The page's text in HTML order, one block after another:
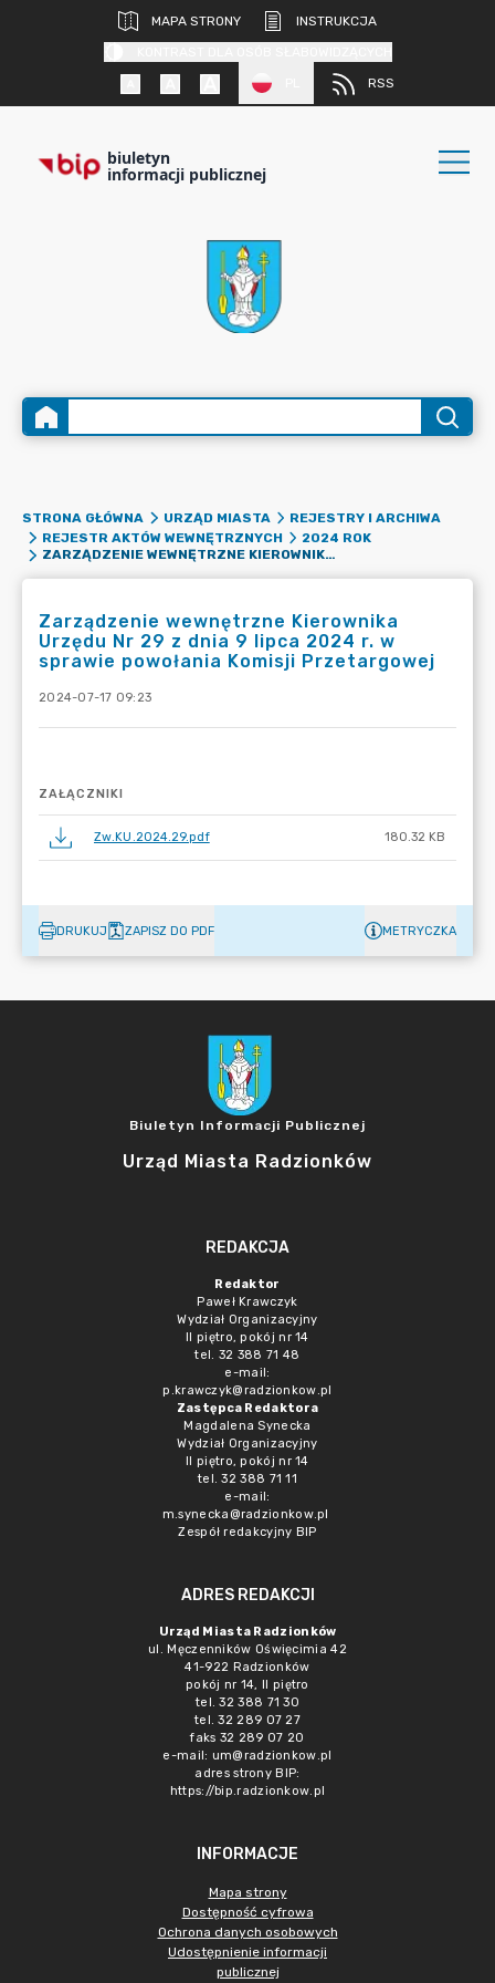
MAPA STRONY
INSTRUKCJA
RSS
biuletyn
informacji publicznej
STRONA GŁÓWNA URZĄD MIASTA
REJESTRY I ARCHIWA
REJESTR AKTÓW WEWNĘTRZNYCH
2024 ROK
ZARZĄDZENIE WEWNĘTRZNE KIEROWNIKA URZĘDU NR 29 Z DNIA 9 LIPCA 2024 R. W SPRAWIE POWOŁANIA KOMISJI PRZETARGOWEJ
Zarządzenie wewnętrzne Kierownika
Urzędu Nr 29 z dnia 9 lipca 2024 r. w
sprawie powołania Komisji Przetargowej
2024-07-17 09:23
ZAŁĄCZNIKI
Zw.KU.2024.29.pdf 180.32 KB
DRUKUJ ZAPISZ DO PDF METRYCZKA
Biuletyn Informacji Publicznej
Urząd Miasta Radzionków
REDAKCJA
Redaktor
Paweł Krawczyk
Wydział Organizacyjny
II piętro, pokój nr 14
tel. 32 388 71 48
e-mail:
p.krawczyk@radzionkow.pl
Zastępca Redaktora
Magdalena Synecka
Wydział Organizacyjny
II piętro, pokój nr 14
tel. 32 388 71 11
e-mail:
m.synecka@radzionkow.pl
Zespół redakcyjny BIP
ADRES REDAKCJI
Urząd Miasta Radzionków
ul. Męczenników Oświęcimia 42
41-922 Radzionków
pokój nr 14, II piętro
tel. 32 388 71 30
tel. 32 289 07 27
faks 32 289 07 20
e-mail: um@radzionkow.pl
adres strony BIP:
https://bip.radzionkow.pl
INFORMACJE
Mapa strony
Dostępność cyfrowa
Ochrona danych osobowych
Udostępnienie informacji
publicznej